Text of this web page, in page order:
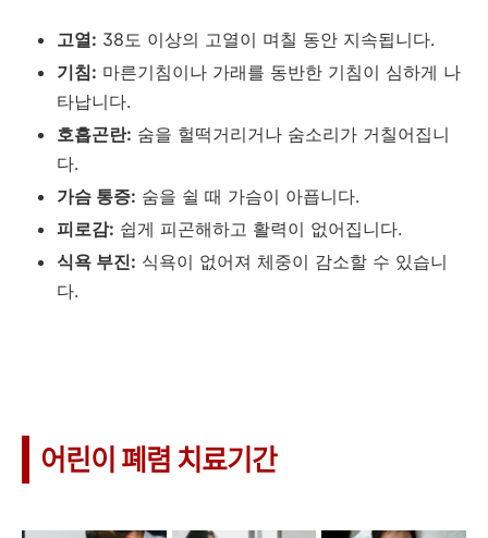
고열: 38도 이상의 고열이 며칠 동안 지속됩니다.
기침: 마른기침이나 가래를 동반한 기침이 심하게 나
타납니다.
호흡곤란: 숨을 헐떡거리거나 숨소리가 거칠어집니
다.
가슴 통증: 숨을 쉴 때 가슴이 아픕니다.
피로감: 쉽게 피곤해하고 활력이 없어집니다.
식욕 부진: 식욕이 없어져 체중이 감소할 수 있습니
다.
어린이 폐렴 치료기간